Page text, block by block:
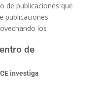
de publicaciones que
publicaciones
los
de
investiga